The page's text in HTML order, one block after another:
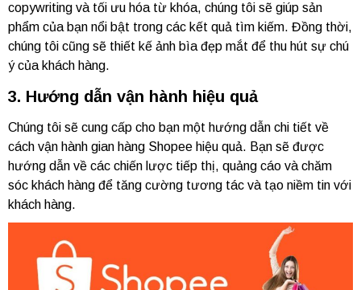
copywriting và tối ưu hóa từ khóa, chúng tôi sẽ giúp sản
phẩm của bạn nổi bật trong các kết quả tìm kiếm. Đồng thời,
chúng tôi cũng sẽ thiết kế ảnh bìa đẹp mắt để thu hút sự chú
ý của khách hàng.
3. Hướng dẫn vận hành hiệu quả
Chúng tôi sẽ cung cấp cho bạn một hướng dẫn chi tiết về
cách vận hành gian hàng Shopee hiệu quả. Bạn sẽ được
hướng dẫn về các chiến lược tiếp thị, quảng cáo và chăm
sóc khách hàng để tăng cường tương tác và tạo niềm tin với
khách hàng.